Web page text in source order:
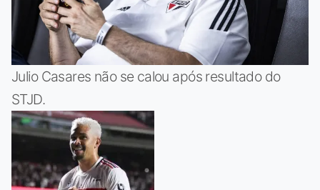
Julio Casares não se calou após resultado do
STJD.